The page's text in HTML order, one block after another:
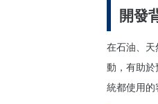
開發
在石油、天
動，有助於
統都使用的